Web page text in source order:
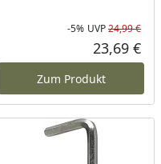
ProzentPreis
Preis
-5% UVP24,99 €
23,69 €
Zum Produkt